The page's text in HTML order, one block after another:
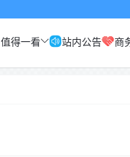
值得一看 站内公告 商